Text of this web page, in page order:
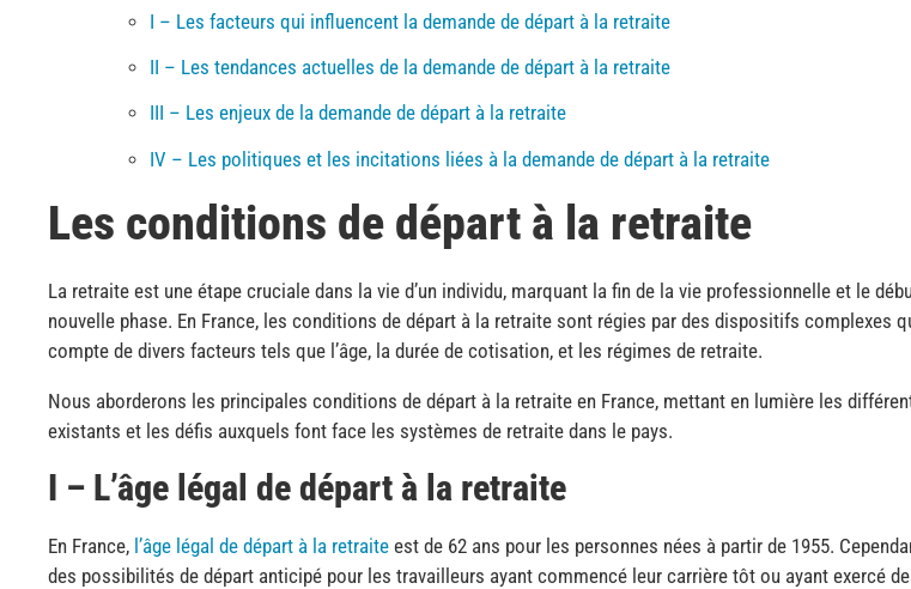
I – Les facteurs qui influencent la demande de départ à la retraite
II – Les tendances actuelles de la demande de départ à la retraite
III – Les enjeux de la demande de départ à la retraite
IV – Les politiques et les incitations liées à la demande de départ à la retraite
Les conditions de départ à la retraite
La retraite est une étape cruciale dans la vie d’un individu, marquant la fin de la vie professionnelle et le
nouvelle phase. En France, les conditions de départ à la retraite sont régies par des dispositifs complexes
compte de divers facteurs tels que l’âge, la durée de cotisation, et les régimes de retraite.
Nous aborderons les principales conditions de départ à la retraite en France, mettant en lumière les
existants et les défis auxquels font face les systèmes de retraite dans le pays.
I – L’âge légal de départ à la retraite
En France, l’âge légal de départ à la retraite est de 62 ans pour les personnes nées à partir de 1955.
des possibilités de départ anticipé pour les travailleurs ayant commencé leur carrière tôt ou ayant exercé